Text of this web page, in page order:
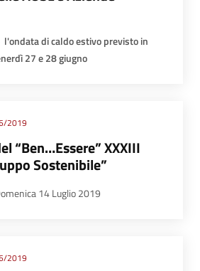
di caldo estivo previsto in
27 e 28 giugno
2019
“Ben…Essere” XXXIII
Sostenibile”
14 Luglio 2019
2019